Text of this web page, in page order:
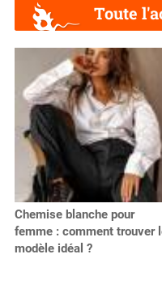
Toute
Chemise blanche pour
femme : comment trouver
modèle idéal ?